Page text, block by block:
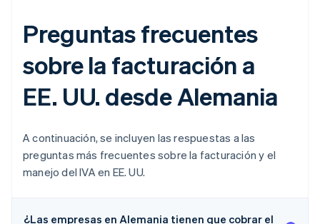
Preguntas frecuentes
sobre la facturación a
EE. UU. desde Alemania
A continuación, se incluyen las respuestas a las
preguntas más frecuentes sobre la facturación y el
manejo del IVA en EE. UU.
¿Las empresas en Alemania tienen que cobrar el